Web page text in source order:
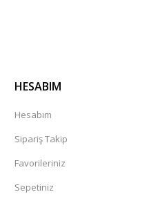
HESABIM
Hesabım
Sipariş Takip
Favorileriniz
Sepetiniz